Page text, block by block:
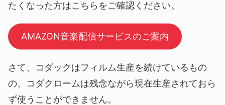
たくなった方はこちらをご確認ください。
AMAZON音楽配信サービスのご案内
さて、コダックはフィルム生産を続けているもの
の、コダクロームは残念ながら現在生産されておら
ず使うことができません。